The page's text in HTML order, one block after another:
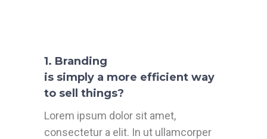
1. Branding
is simply a more efficient way
to sell things?
Lorem ipsum dolor sit amet,
consectetur a elit. In ut ullamcorper